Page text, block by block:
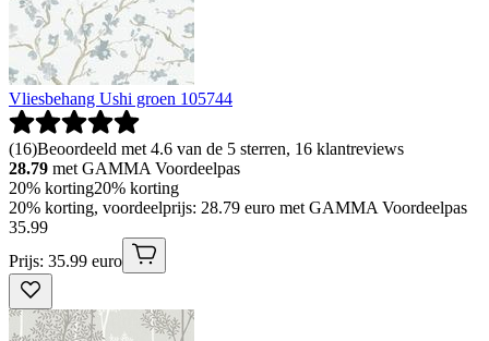
Vliesbehang Ushi groen 105744
(16)Beoordeeld met 4.6 van de 5 sterren, 16 klantreviews
28.79 met GAMMA Voordeelpas
20% korting20% korting
20% korting, voordeelprijs: 28.79 euro met GAMMA Voordeelpas
35.99
Prijs: 35.99 euro